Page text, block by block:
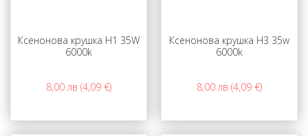
Ксенонова крушка H1 35W
6000k
8,00 лв (4,09 €)
Ксенонова крушка H3 35w
6000k
8,00 лв (4,09 €)